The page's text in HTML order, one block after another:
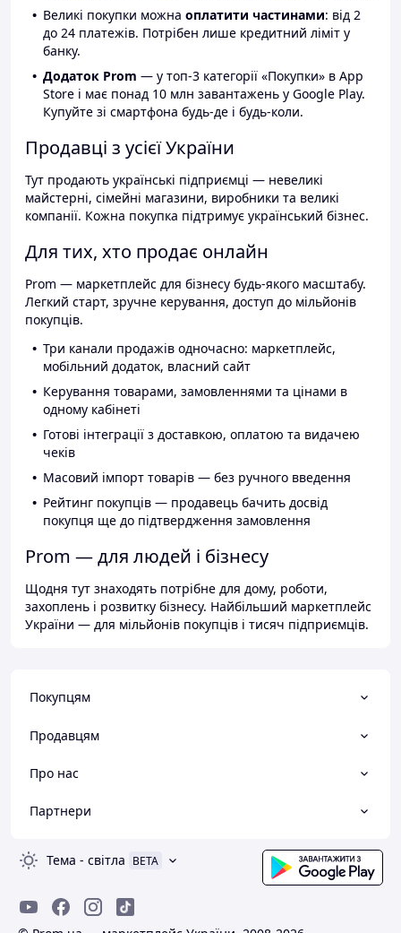
Великі покупки можна оплатити частинами: від 2
до 24 платежів. Потрібен лише кредитний ліміт у
банку.
Додаток Prom — у топ-3 категорії «Покупки» в App
Store і має понад 10 млн завантажень у Google Play.
Купуйте зі смартфона будь-де і будь-коли.
Продавці з усієї України
Тут продають українські підприємці — невеликі
майстерні, сімейні магазини, виробники та великі
компанії. Кожна покупка підтримує український бізнес.
Для тих, хто продає онлайн
Prom — маркетплейс для бізнесу будь-якого масштабу.
Легкий старт, зручне керування, доступ до мільйонів
покупців.
Три канали продажів одночасно: маркетплейс,
мобільний додаток, власний сайт
Керування товарами, замовленнями та цінами в
одному кабінеті
Готові інтеграції з доставкою, оплатою та видачею
чеків
Масовий імпорт товарів — без ручного введення
Рейтинг покупців — продавець бачить досвід
покупця ще до підтвердження замовлення
Prom — для людей і бізнесу
Щодня тут знаходять потрібне для дому, роботи,
захоплень і розвитку бізнесу. Найбільший маркетплейс
України — для мільйонів покупців і тисяч підприємців.
Покупцям
Продавцям
Про нас
Партнери
Тема - світла BETA